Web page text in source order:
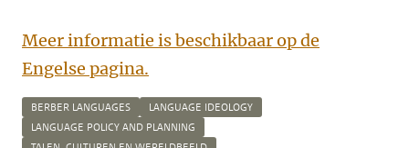
Meer informatie is beschikbaar op de
Engelse pagina.
BERBER LANGUAGES
LANGUAGE IDEOLOGY
LANGUAGE POLICY AND PLANNING